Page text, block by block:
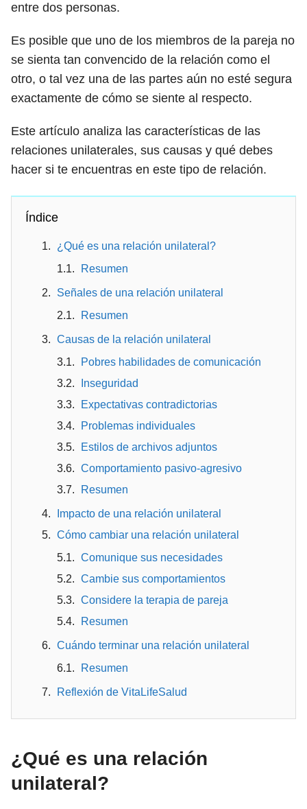
entre dos personas.
Es posible que uno de los miembros de la pareja no
se sienta tan convencido de la relación como el
otro, o tal vez una de las partes aún no esté segura
exactamente de cómo se siente al respecto.
Este artículo analiza las características de las
relaciones unilaterales, sus causas y qué debes
hacer si te encuentras en este tipo de relación.
Índice
¿Qué es una relación unilateral?
Resumen
Señales de una relación unilateral
Resumen
Causas de la relación unilateral
Pobres habilidades de comunicación
Inseguridad
Expectativas contradictorias
Problemas individuales
Estilos de archivos adjuntos
Comportamiento pasivo-agresivo
Resumen
Impacto de una relación unilateral
Cómo cambiar una relación unilateral
Comunique sus necesidades
Cambie sus comportamientos
Considere la terapia de pareja
Resumen
Cuándo terminar una relación unilateral
Resumen
Reflexión de VitaLifeSalud
¿Qué es una relación
unilateral?